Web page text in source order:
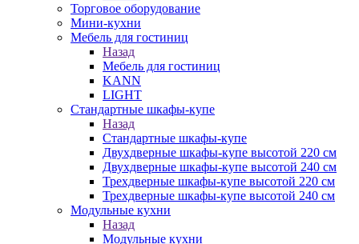
Торговое оборудование
Мини-кухни
Мебель для гостиниц
Назад
Мебель для гостиниц
KANN
LIGHT
Стандартные шкафы-купе
Назад
Стандартные шкафы-купе
Двухдверные шкафы-купе высотой 220 см
Двухдверные шкафы-купе высотой 240 см
Трехдверные шкафы-купе высотой 220 см
Трехдверные шкафы-купе высотой 240 см
Модульные кухни
Назад
Модульные кухни